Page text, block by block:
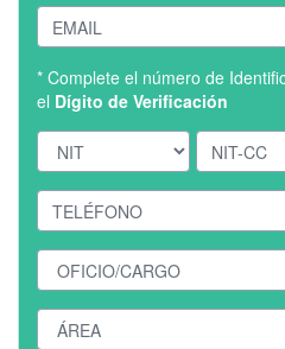
* Complete el número de
el Dígito de Verificación